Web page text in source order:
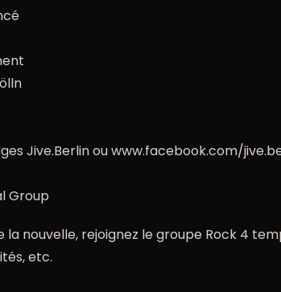
Jive.Berlin ouwww.facebook.com/
Group
nouvelle, rejoignez le groupe Rock 4
etc.